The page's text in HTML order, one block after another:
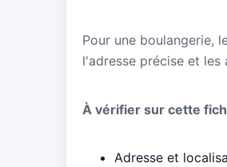
Pour une boulangerie,
l'adresse précise et les
À vérifier sur cette
Adresse et